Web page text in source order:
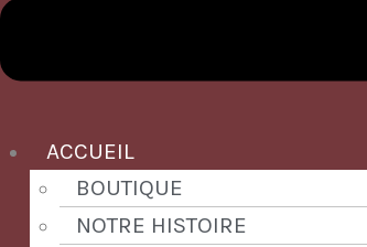
ACCUEIL
BOUTIQUE
NOTRE HISTOIRE